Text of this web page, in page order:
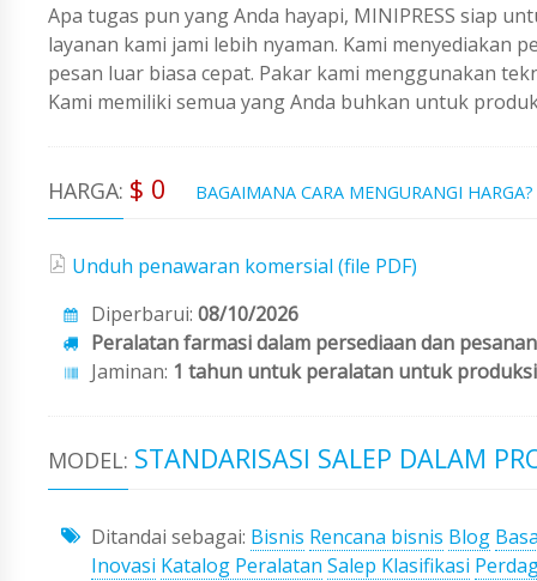
Apa tugas pun yang Anda hayapi, MINIPRESS siap
layanan kami jami lebih nyaman. Kami menyediakan
pesan luar biasa cepat. Pakar kami menggunakan
Kami memiliki semua yang Anda buhkan untuk
HARGA: $ 0 BAGAIMANA CARA MENGURANGI HARGA?
Unduh penawaran komersial (file PDF)
Diperbarui: 08/10/2026
Peralatan farmasi dalam persediaan dan pesanan
Jaminan: 1 tahun untuk peralatan untuk
MODEL: STANDARISASI SALEP DALAM
Ditandai sebagai: Bisnis Rencana bisnis Blog
Inovasi Katalog Peralatan Salep Klasifikasi